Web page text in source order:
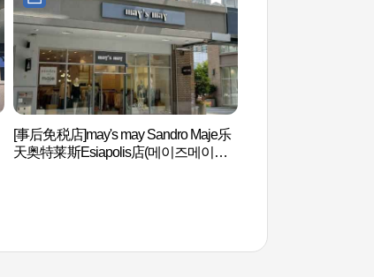
[事后免税店]may's may Sandro Maje乐
天奥特莱斯Esiapolis店(메이즈메이산